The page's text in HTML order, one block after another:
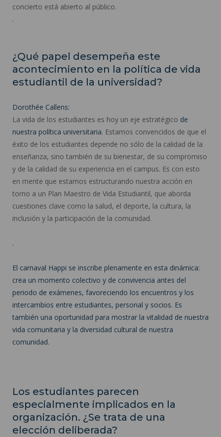
concierto está abierto al público.
.
¿Qué papel desempeña este
acontecimiento en la política de vida
estudiantil de la universidad?
Dorothée Callens:
La vida de los estudiantes es hoy un eje estratégico de
nuestra política universitaria. Estamos convencidos de que el
éxito de los estudiantes depende no sólo de la calidad de la
enseñanza, sino también de su bienestar, de su compromiso
y de la calidad de su experiencia en el campus. Es con esto
en mente que estamos estructurando nuestra acción en
torno a un Plan Maestro de Vida Estudiantil, que aborda
cuestiones clave como la salud, el deporte, la cultura, la
inclusión y la participación de la comunidad.
.
El carnaval Happi se inscribe plenamente en esta dinámica:
crea un momento colectivo y de convivencia antes del
periodo de exámenes, favoreciendo los encuentros y los
intercambios entre estudiantes, personal y socios. Es
también una oportunidad para mostrar la vitalidad de nuestra
vida comunitaria y la diversidad cultural de nuestra
comunidad.
Los estudiantes parecen
especialmente implicados en la
organización. ¿Se trata de una
elección deliberada?